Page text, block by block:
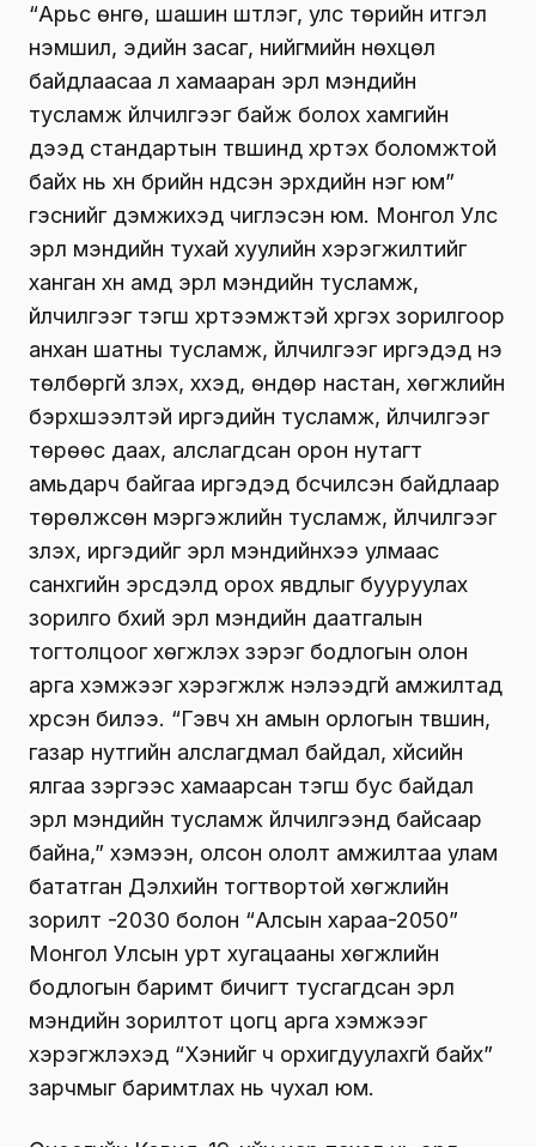
“Арьс өнгө, шашин шүтлэг, улс төрийн итгэл
үнэмшил, эдийн засаг, нийгмийн нөхцөл
байдлаасаа үл хамааран эрүүл мэндийн
тусламж үйлчилгээг байж болох хамгийн
дээд стандартын түвшинд хүртэх боломжтой
байх нь хүн бүрийн үндсэн эрхүүдийн нэг юм”
гэснийг дэмжихэд чиглэсэн юм. Монгол Улс
эрүүл мэндийн тухай хуулийн хэрэгжилтийг
ханган хүн амд эрүүл мэндийн тусламж,
үйлчилгээг тэгш хүртээмжтэй хүргэх зорилгоор
анхан шатны тусламж, үйлчилгээг иргэдэд үнэ
төлбөргүй үзүүлэх, хүүхэд, өндөр настан, хөгжлийн
бэрхшээлтэй иргэдийн тусламж, үйлчилгээг
төрөөс даах, алслагдсан орон нутагт
амьдарч байгаа иргэдэд бүсчилсэн байдлаар
төрөлжсөн мэргэжлийн тусламж, үйлчилгээг
үзүүлэх, иргэдийг эрүүл мэндийнхээ улмаас
санхүүгийн эрсдэлд орох явдлыг бууруулах
зорилго бүхий эрүүл мэндийн даатгалын
тогтолцоог хөгжүүлэх зэрэг бодлогын олон
арга хэмжээг хэрэгжүүлж нэлээдгүй амжилтад
хүрсэн билээ. “Гэвч хүн амын орлогын түвшин,
газар нутгийн алслагдмал байдал, хүйсийн
ялгаа зэргээс хамаарсан тэгш бус байдал
эрүүл мэндийн тусламж үйлчилгээнд байсаар
байна,” хэмээн, олсон ололт амжилтаа улам
бататган Дэлхийн тогтвортой хөгжлийн
зорилт -2030 болон “Алсын хараа-2050”
Монгол Улсын урт хугацааны хөгжлийн
бодлогын баримт бичигт тусгагдсан эрүүл
мэндийн зорилтот цогц арга хэмжээг
хэрэгжүүлэхэд “Хэнийг ч орхигдуулахгүй байх”
зарчмыг баримтлах нь чухал юм.